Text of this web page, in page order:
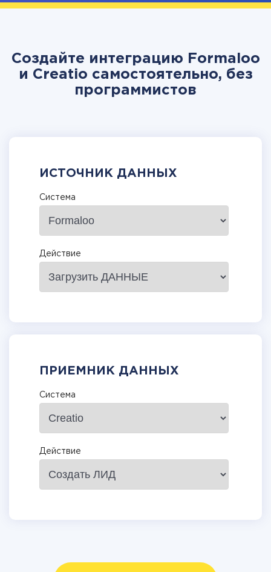
Создайте интеграцию Formaloo
и Creatio самостоятельно, без
программистов
ИСТОЧНИК ДАННЫХ
Система
Действие
ПРИЕМНИК ДАННЫХ
Система
Действие